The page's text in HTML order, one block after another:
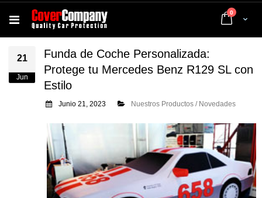
Cart
0 artículos
21
Jun
Funda de Coche Personalizada:
Protege tu Mercedes Benz R129 SL con
Estilo
Junio 21, 2023 Nuestros Productos / Novedades